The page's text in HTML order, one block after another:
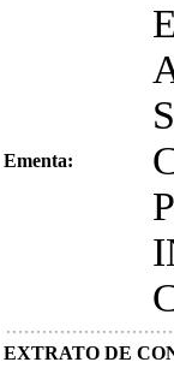
Ementa:
EXTRATO DE